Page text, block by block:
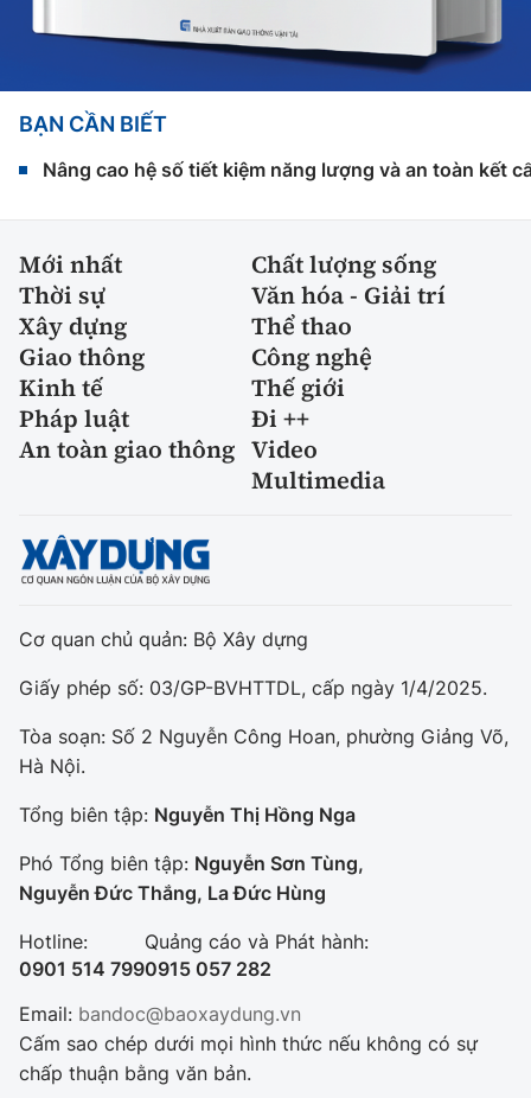
BẠN CẦN BIẾT
Nâng cao hệ số tiết kiệm năng lượng và an toàn kết
Mới nhất
Chất lượng sống
Thời sự
Văn hóa - Giải trí
Xây dựng
Thể thao
Giao thông
Công nghệ
Kinh tế
Thế giới
Pháp luật
Đi ++
An toàn giao thông Video
Multimedia
Cơ quan chủ quản: Bộ Xây dựng
Giấy phép số: 03/GP-BVHTTDL, cấp ngày 1/4/2025.
Tòa soạn: Số 2 Nguyễn Công Hoan, phường Giảng Võ,
Hà Nội.
Tổng biên tập: Nguyễn Thị Hồng Nga
Phó Tổng biên tập: Nguyễn Sơn Tùng,
Nguyễn Đức Thắng, La Đức Hùng
Hotline:
0901 514 799
Quảng cáo và Phát hành:
0915 057 282
Email: bandoc@baoxaydung.vn
Cấm sao chép dưới mọi hình thức nếu không có sự
chấp thuận bằng văn bản.